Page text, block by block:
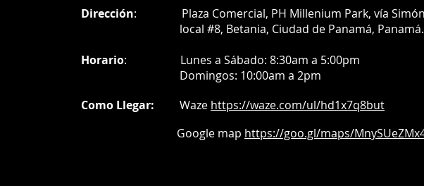
Dirección: Plaza Comercial, PH Millenium Park, vía
local #8, Betania, Ciudad de Panamá, Panamá.
Horario: Lunes a Sábado: 8:30am a 5:00pm
Domingos: 10:00am a 2pm
Como Llegar: Waze https://waze.com/ul/hd1x7q8but
Google map https://goo.gl/maps/